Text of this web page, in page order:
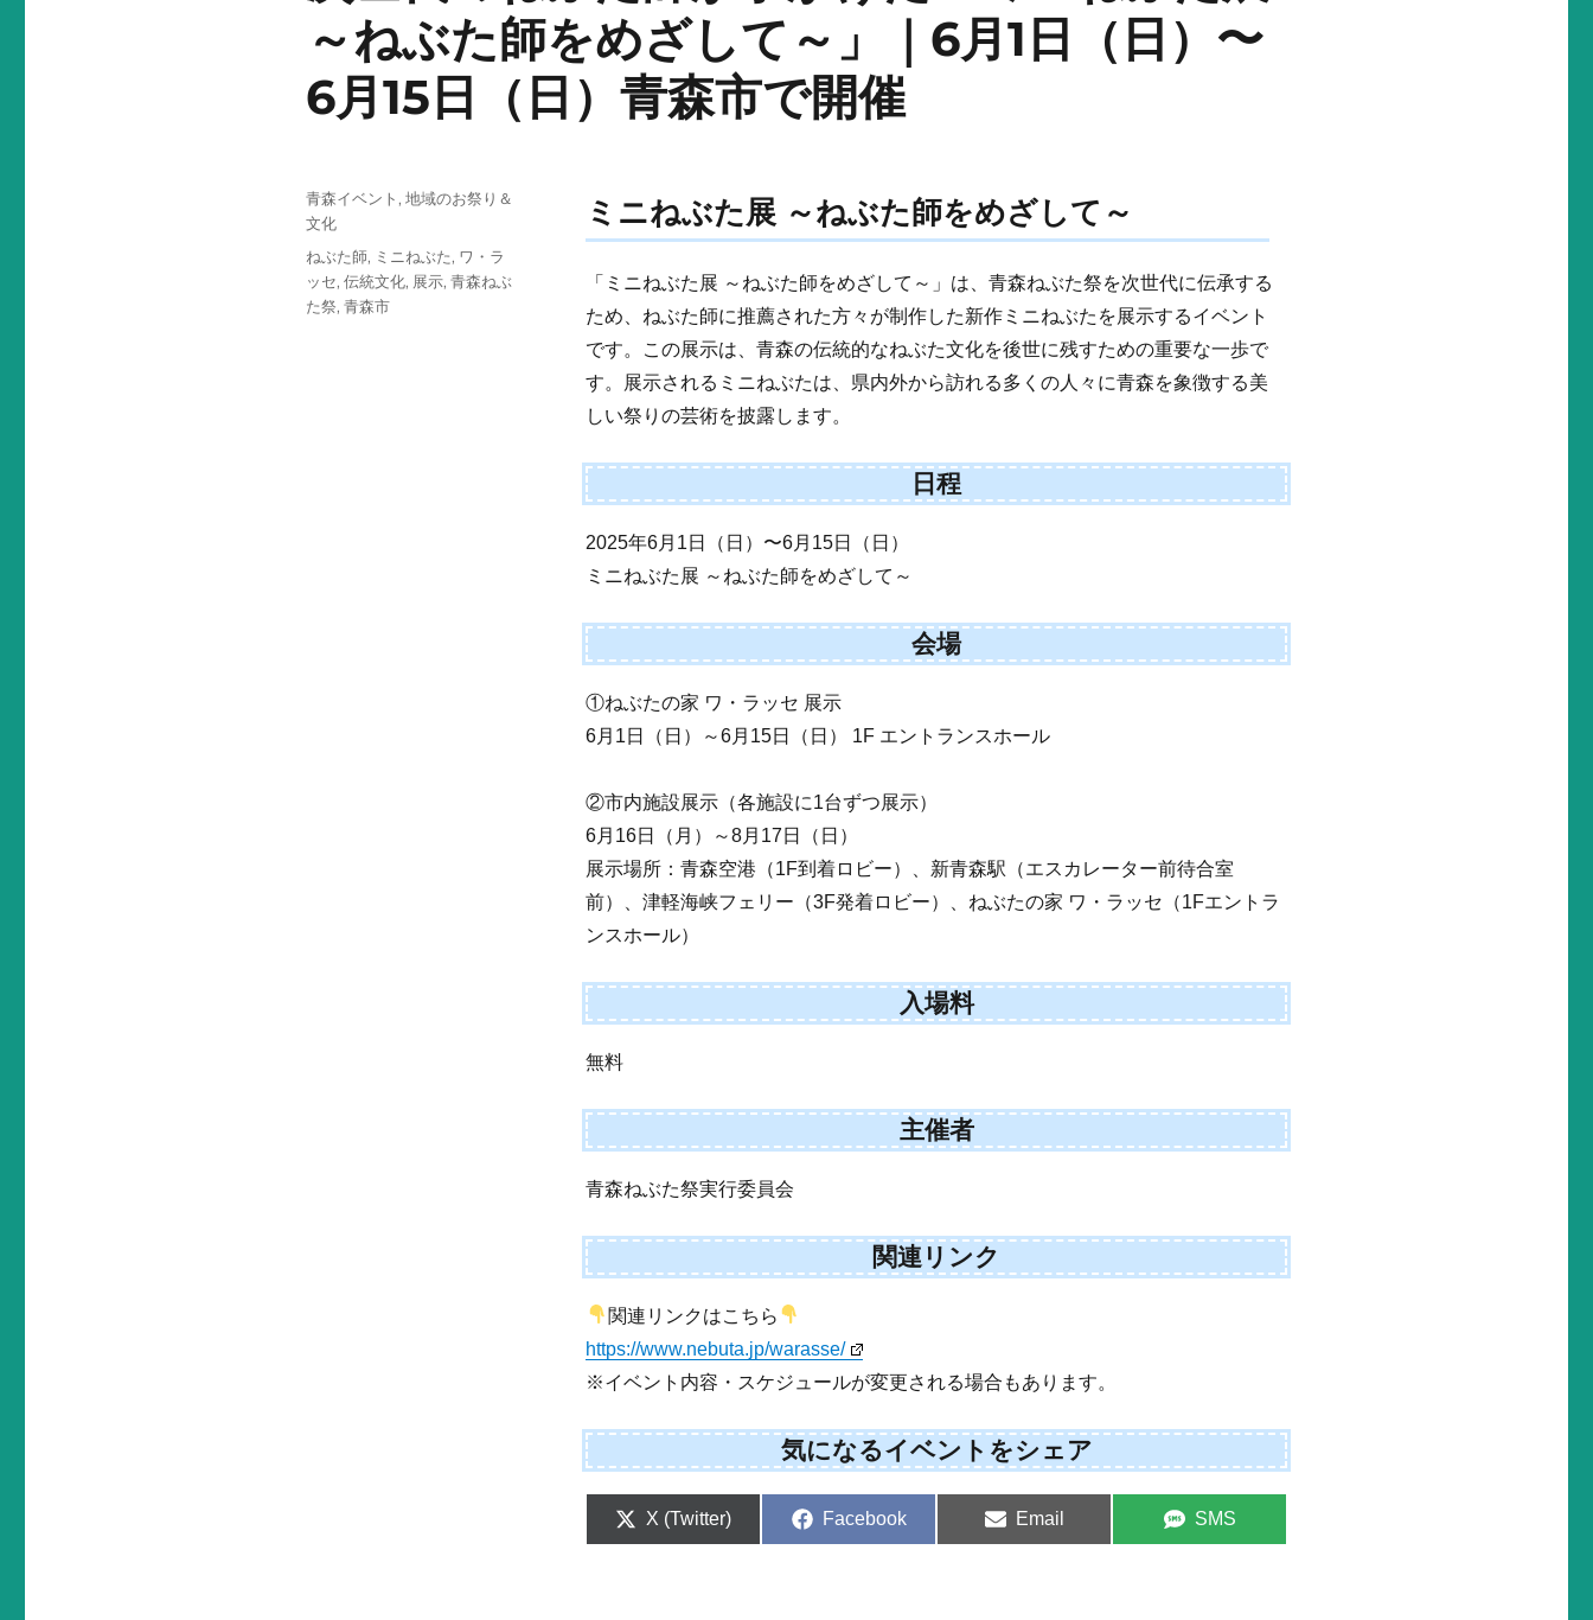
～ねぶた師をめざして～」｜6月1日（日）〜
6月15日（日）青森市で開催
ミニねぶた展 ～ねぶた師をめざして～
「ミニねぶた展 ～ねぶた師をめざして～」は、青森ねぶた祭を次世代に伝承する
ため、ねぶた師に推薦された方々が制作した新作ミニねぶたを展示するイベント
です。この展示は、青森の伝統的なねぶた文化を後世に残すための重要な一歩で
す。展示されるミニねぶたは、県内外から訪れる多くの人々に青森を象徴する美
しい祭りの芸術を披露します。
日程
2025年6月1日（日）〜6月15日（日）
ミニねぶた展 ～ねぶた師をめざして～
会場
①ねぶたの家 ワ・ラッセ 展示
6月1日（日）～6月15日（日） 1F エントランスホール
②市内施設展示（各施設に1台ずつ展示）
6月16日（月）～8月17日（日）
展示場所：青森空港（1F到着ロビー）、新青森駅（エスカレーター前待合室
前）、津軽海峡フェリー（3F発着ロビー）、ねぶたの家 ワ・ラッセ（1Fエントラ
ンスホール）
入場料
無料
主催者
青森ねぶた祭実行委員会
関連リンク
関連リンクはこちら
https://www.nebuta.jp/warasse/
※イベント内容・スケジュールが変更される場合もあります。
気になるイベントをシェア
Share
X (Twitter)
Share
Facebook
Share
Email
Share
SMS
投
稿
カ
テ
ゴ
ー
青森イベント , 地域のお祭り＆
文化
タ
グ
ねぶた師, ミニねぶた, ワ・ラ
ッセ, 伝統文化, 展示, 青森ねぶ
た祭, 青森市